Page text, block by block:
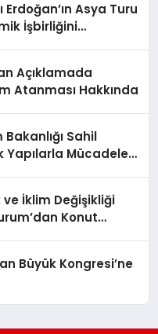
Asya Turu
İşbirliğini
Açıklamada
Atanması Hakkında
Sahil
Yapılarla Mücadele
İklim Değişikliği
Konut
Büyük Kongresi’ne